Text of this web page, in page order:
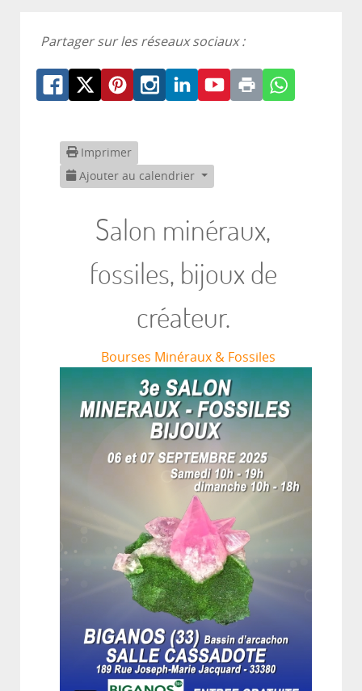
Partager sur les réseaux sociaux :
Imprimer
Ajouter au calendrier
Salon minéraux,
fossiles, bijoux de
créateur.
Bourses Minéraux & Fossiles